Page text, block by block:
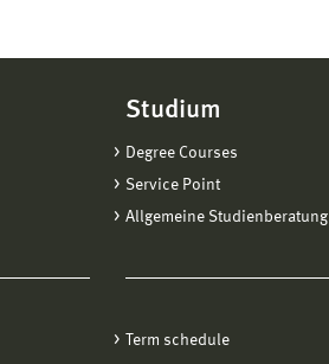
Studium
Degree Courses
Service Point
Allgemeine Studienberatung
Term schedule